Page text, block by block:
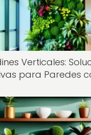
Verticales:
para Paredes